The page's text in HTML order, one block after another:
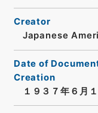
Creator
Japanese
Date of
Creation
１９３７年６月